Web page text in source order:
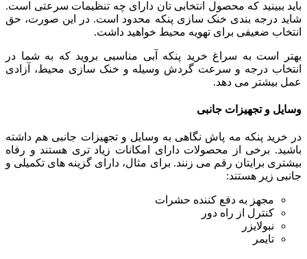
باید ببینید که محصول انتخابی تان دارای چه تنظیمات سرعتی است.
شاید درجه بندی خنک سازی پنکه محدود است. در این صورت، حق
انتخاب ضعیفی برای تهویه محیط خواهید داشت.
بهتر است به سراغ خرید پنکه آبی مناسبی بروید که به شما در
انتخاب درجه و سرعت گردش وسیله و خنک سازی محیط، آزادی
عمل بیشتر می دهد.
وسایل و تجهیزات جانبی
در خرید پنکه مه پاش نگاهی به وسایل و تجهیزات جانبی هم داشته
باشید. برخی از محصولات دارای امکانات زیاد تری هستند و رفاه
بیشتری برایتان رقم می زنند. برای مثال، دارای گزینه های تکمیلی و
جانبی زیر هستند:
مجهز به دفع کننده حشرات
کنترل از راه دور
نبولایزر
تایمر